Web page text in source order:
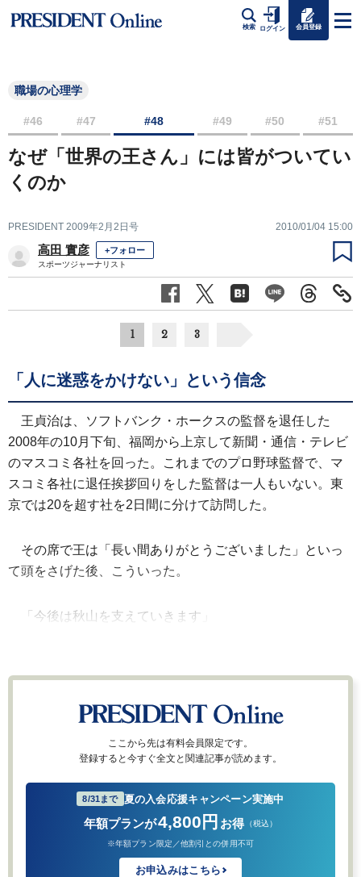
検索 ログイン 会員登録
職場の心理学
#46 #47 #48 #49 #50 #51
なぜ「世界の王さん」には皆がついてい
くのか
PRESIDENT 2009年2月2日号 2010/01/04 15:00
高田 實彦 +フォロー
スポーツジャーナリスト
1 2 3
「人に迷惑をかけない」という信念
王貞治は、ソフトバンク・ホークスの監督を退任した
2008年の10月下旬、福岡から上京して新聞・通信・テレビ
のマスコミ各社を回った。これまでのプロ野球監督で、マ
スコミ各社に退任挨拶回りをした監督は一人もいない。東
京では20を超す社を2日間に分けて訪問した。
その席で王は「長い間ありがとうございました」といっ
て頭をさげた後、こういった。
「今後は秋山を支えていきます」
ここから先は有料会員限定です。
登録すると今すぐ全文と関連記事が読めます。
8/31まで 夏の入会応援キャンペーン実施中
年額プランが4,800円 お得 （税込）
※年額プラン限定／他割引との併用不可
お申込みはこちら